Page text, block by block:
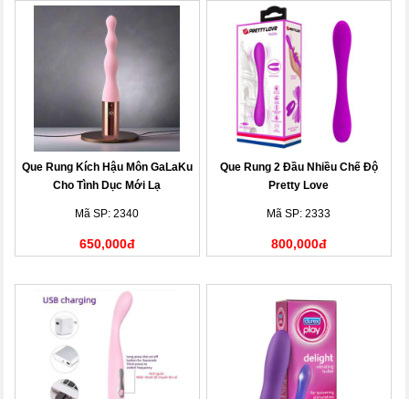
Que Rung Kích Hậu Môn GaLaKu
Cho Tình Dục Mới Lạ
Mã SP: 2340
650,000đ
Que Rung 2 Đầu Nhiều Chế Độ
Pretty Love
Mã SP: 2333
800,000đ